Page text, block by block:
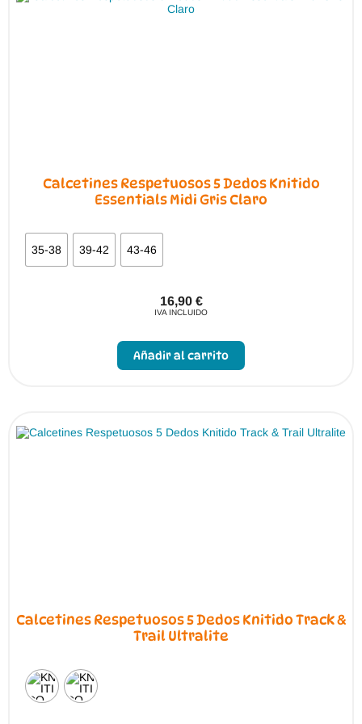
Calcetines Respetuosos 5 Dedos Knitido
Essentials Midi Gris Claro
35-38 39-42 43-46
16,90 €
IVA INCLUIDO
Añadir al carrito
pueden
Calcetines Respetuosos 5 Dedos Knitido Track &
Trail Ultralite